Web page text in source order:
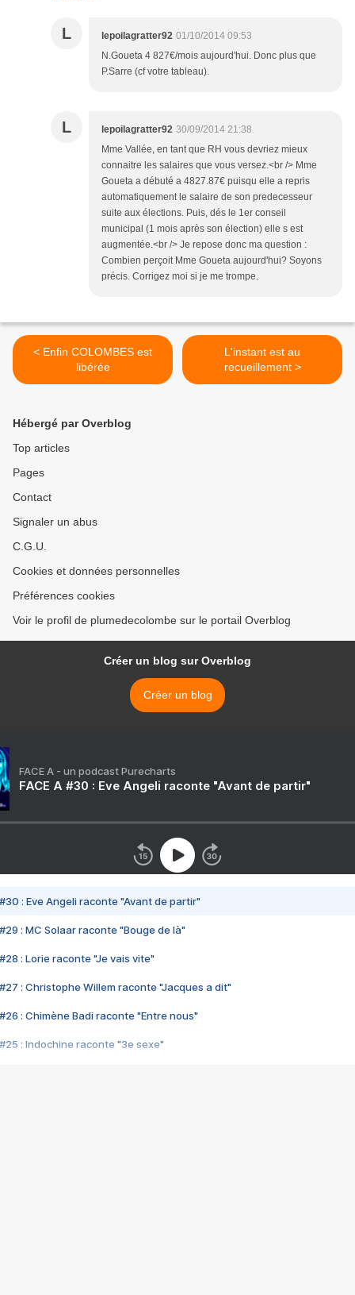
L lepoilagratter92 01/10/2014 09:53
N.Goueta 4 827€/mois aujourd'hui. Donc plus que
P.Sarre (cf votre tableau).
L lepoilagratter92 30/09/2014 21:38
Mme Vallée, en tant que RH vous devriez mieux
connaitre les salaires que vous versez.<br /> Mme
Goueta a débuté a 4827.87€ puisqu elle a repris
automatiquement le salaire de son predecesseur
suite aux élections. Puis, dés le 1er conseil
municipal (1 mois après son élection) elle s est
augmentée.<br /> Je repose donc ma question :
Combien perçoit Mme Goueta aujourd'hui? Soyons
précis. Corrigez moi si je me trompe.
< Enfin COLOMBES est
libérée
L'instant est au
recueillement >
Hébergé par Overblog
Top articles
Pages
Contact
Signaler un abus
C.G.U.
Cookies et données personnelles
Préférences cookies
Voir le profil de plumedecolombe sur le portail Overblog
Créer un blog sur Overblog
Créer un blog
FACE A - un podcast Purecharts
FACE A #30 : Eve Angeli raconte "Avant de partir"
#30 : Eve Angeli raconte "Avant de partir"
#29 : MC Solaar raconte "Bouge de là"
#28 : Lorie raconte "Je vais vite"
#27 : Christophe Willem raconte "Jacques a dit"
#26 : Chimène Badi raconte "Entre nous"
#25 : Indochine raconte "3e sexe"